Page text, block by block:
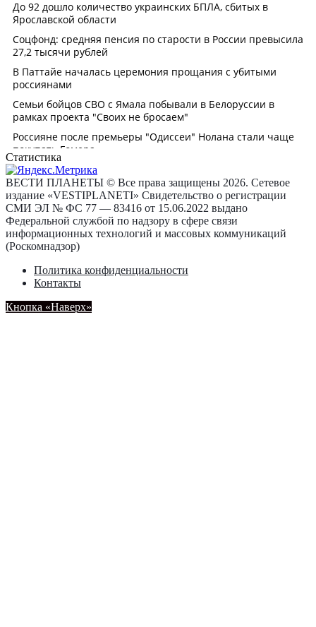
Статистика
ВЕСТИ ПЛАНЕТЫ © Все права защищены 2026. Сетевое
издание «VESTIPLANETI» Свидетельство о регистрации
СМИ ЭЛ № ФС 77 — 83416 от 15.06.2022 выдано
Федеральной службой по надзору в сфере связи
информационных технологий и массовых коммуникаций
(Роскомнадзор)
Политика конфиденциальности
Контакты
Кнопка «Наверх»